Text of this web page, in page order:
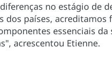
no estágio de
dos países,
essenciais da
acrescentou Etienne.